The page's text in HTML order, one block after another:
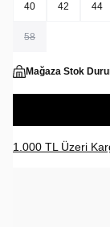
40 42 44
58
Mağaza Stok
1.000 TL Üzeri